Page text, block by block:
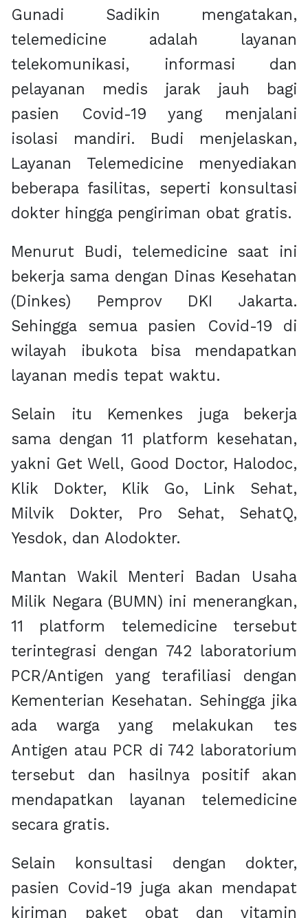
Gunadi Sadikin mengatakan,
telemedicine adalah layanan
telekomunikasi, informasi dan
pelayanan medis jarak jauh bagi
pasien Covid-19 yang menjalani
isolasi mandiri. Budi menjelaskan,
Layanan Telemedicine menyediakan
beberapa fasilitas, seperti konsultasi
dokter hingga pengiriman obat gratis.
Menurut Budi, telemedicine saat ini
bekerja sama dengan Dinas Kesehatan
(Dinkes) Pemprov DKI Jakarta.
Sehingga semua pasien Covid-19 di
wilayah ibukota bisa mendapatkan
layanan medis tepat waktu.
Selain itu Kemenkes juga bekerja
sama dengan 11 platform kesehatan,
yakni Get Well, Good Doctor, Halodoc,
Klik Dokter, Klik Go, Link Sehat,
Milvik Dokter, Pro Sehat, SehatQ,
Yesdok, dan Alodokter.
Mantan Wakil Menteri Badan Usaha
Milik Negara (BUMN) ini menerangkan,
11 platform telemedicine tersebut
terintegrasi dengan 742 laboratorium
PCR/Antigen yang terafiliasi dengan
Kementerian Kesehatan. Sehingga jika
ada warga yang melakukan tes
Antigen atau PCR di 742 laboratorium
tersebut dan hasilnya positif akan
mendapatkan layanan telemedicine
secara gratis.
Selain konsultasi dengan dokter,
pasien Covid-19 juga akan mendapat
kiriman paket obat dan vitamin